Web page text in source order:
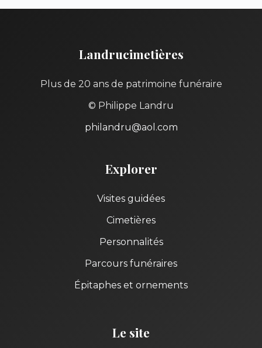
Landrucimetières
Plus de 20 ans de patrimoine funéraire
© Philippe Landru
philandru@aol.com
Explorer
Visites guidées
Cimetières
Personnalités
Parcours funéraires
Épitaphes et ornements
Le site